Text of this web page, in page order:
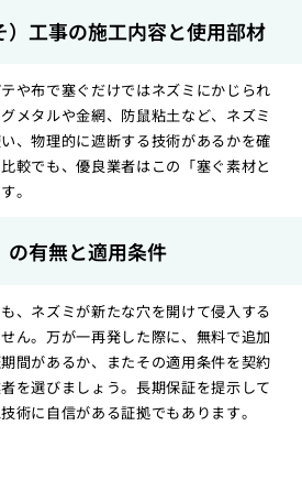
）工事の施工内容と使用部材
や布で塞ぐだけではネズミにかじられ
メタルや金網、防鼠粘土など、ネズミ
、物理的に遮断する技術があるかを確
較でも、優良業者はこの「塞ぐ素材と
。
の有無と適用条件
、ネズミが新たな穴を開けて侵入する
ん。万が一再発した際に、無料で追加
間があるか、またその適用条件を契約
を選びましょう。長期保証を提示して
術に自信がある証拠でもあります。